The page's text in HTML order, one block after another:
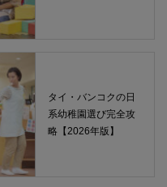
タイ・バンコクの日
系幼稚園選び完全攻
略【2026年版】